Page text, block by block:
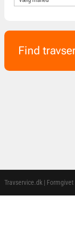
Find
Travservice.dk |